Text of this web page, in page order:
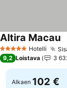
5 Tähtiluokitus
Hotelli
Altira Macau
9,2 Loistava 3
Alkaen 102 €